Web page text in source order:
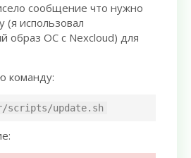
сообщение что нужно
(я использовал
образ ОС с Nexcloud) для
команду:
scripts/update.sh